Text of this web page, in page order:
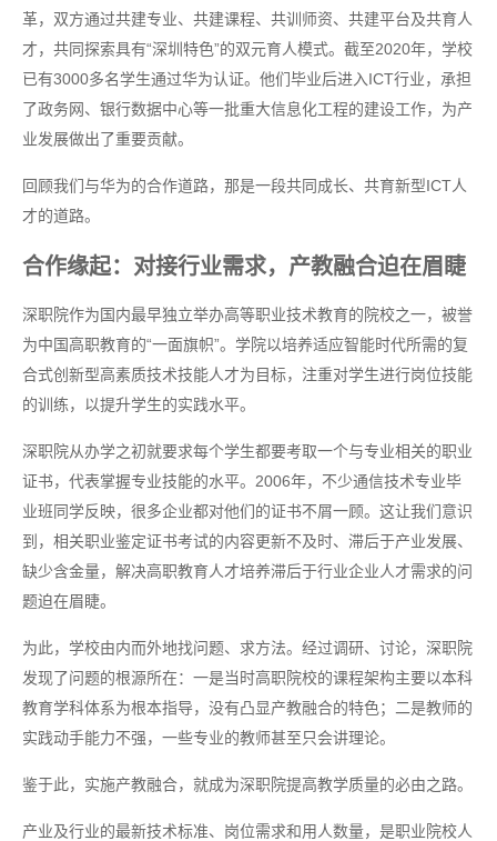
革，双方通过共建专业、共建课程、共训师资、共建平台及共育人
才，共同探索具有“深圳特色”的双元育人模式。截至2020年，学校
已有3000多名学生通过华为认证。他们毕业后进入ICT行业，承担
了政务网、银行数据中心等一批重大信息化工程的建设工作，为产
业发展做出了重要贡献。
回顾我们与华为的合作道路，那是一段共同成长、共育新型ICT人
才的道路。
合作缘起：对接行业需求，产教融合迫在眉睫
深职院作为国内最早独立举办高等职业技术教育的院校之一，被誉
为中国高职教育的“一面旗帜”。学院以培养适应智能时代所需的复
合式创新型高素质技术技能人才为目标，注重对学生进行岗位技能
的训练，以提升学生的实践水平。
深职院从办学之初就要求每个学生都要考取一个与专业相关的职业
证书，代表掌握专业技能的水平。2006年，不少通信技术专业毕
业班同学反映，很多企业都对他们的证书不屑一顾。这让我们意识
到，相关职业鉴定证书考试的内容更新不及时、滞后于产业发展、
缺少含金量，解决高职教育人才培养滞后于行业企业人才需求的问
题迫在眉睫。
为此，学校由内而外地找问题、求方法。经过调研、讨论，深职院
发现了问题的根源所在：一是当时高职院校的课程架构主要以本科
教育学科体系为根本指导，没有凸显产教融合的特色；二是教师的
实践动手能力不强，一些专业的教师甚至只会讲理论。
鉴于此，实施产教融合，就成为深职院提高教学质量的必由之路。
产业及行业的最新技术标准、岗位需求和用人数量，是职业院校人